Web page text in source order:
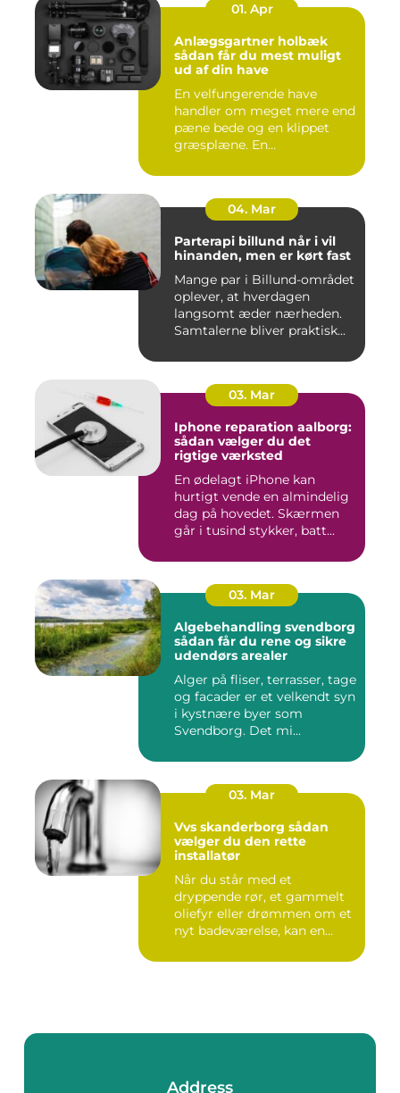
01. Apr
Anlægsgartner holbæk
sådan får du mest muligt
ud af din have
En velfungerende have
handler om meget mere end
pæne bede og en klippet
græsplæne. En
04. Mar
Parterapi billund når i vil
hinanden, men er kørt fast
Mange par i Billund-området
oplever, at hverdagen
langsomt æder nærheden.
Samtalerne bliver praktisk...
03. Mar
Iphone reparation aalborg:
sådan vælger du det
rigtige værksted
En ødelagt iPhone kan
hurtigt vende en almindelig
dag på hovedet. Skærmen
går i tusind stykker, batt...
03. Mar
Algebehandling svendborg
sådan får du rene og sikre
udendørs arealer
Alger på fliser, terrasser, tage
og facader er et velkendt syn
i kystnære byer som
Svendborg. Det mi...
03. Mar
Vvs skanderborg sådan
vælger du den rette
installatør
Når du står med et
dryppende rør, et gammelt
oliefyr eller drømmen om et
nyt badeværelse, kan en
Address